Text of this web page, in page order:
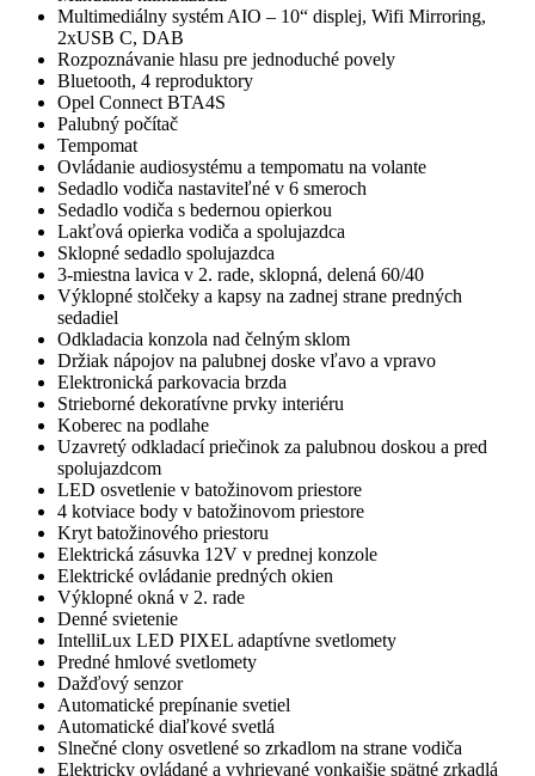
Multimediálny systém AIO – 10“ displej, Wifi Mirroring,
2xUSB C, DAB
Rozpoznávanie hlasu pre jednoduché povely
Bluetooth, 4 reproduktory
Opel Connect BTA4S
Palubný počítač
Tempomat
Ovládanie audiosystému a tempomatu na volante
Sedadlo vodiča nastaviteľné v 6 smeroch
Sedadlo vodiča s bedernou opierkou
Lakťová opierka vodiča a spolujazdca
Sklopné sedadlo spolujazdca
3-miestna lavica v 2. rade, sklopná, delená 60/40
Výklopné stolčeky a kapsy na zadnej strane predných
sedadiel
Odkladacia konzola nad čelným sklom
Držiak nápojov na palubnej doske vľavo a vpravo
Elektronická parkovacia brzda
Strieborné dekoratívne prvky interiéru
Koberec na podlahe
Uzavretý odkladací priečinok za palubnou doskou a pred
spolujazdcom
LED osvetlenie v batožinovom priestore
4 kotviace body v batožinovom priestore
Kryt batožinového priestoru
Elektrická zásuvka 12V v prednej konzole
Elektrické ovládanie predných okien
Výklopné okná v 2. rade
Denné svietenie
IntelliLux LED PIXEL adaptívne svetlomety
Predné hmlové svetlomety
Dažďový senzor
Automatické prepínanie svetiel
Automatické diaľkové svetlá
Slnečné clony osvetlené so zrkadlom na strane vodiča
Elektricky ovládané a vyhrievané vonkajšie spätné zrkadlá